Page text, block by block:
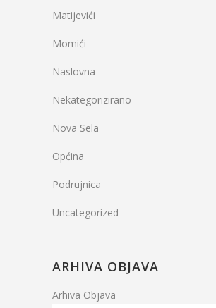
Matijevići
Momići
Naslovna
Nekategorizirano
Nova Sela
Općina
Podrujnica
Uncategorized
ARHIVA OBJAVA
Arhiva Objava